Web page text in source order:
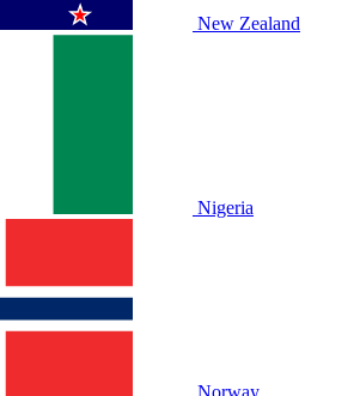
New Zealand
Nigeria
Norway